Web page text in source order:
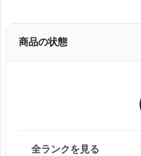
商品の状態
全ランクを見る